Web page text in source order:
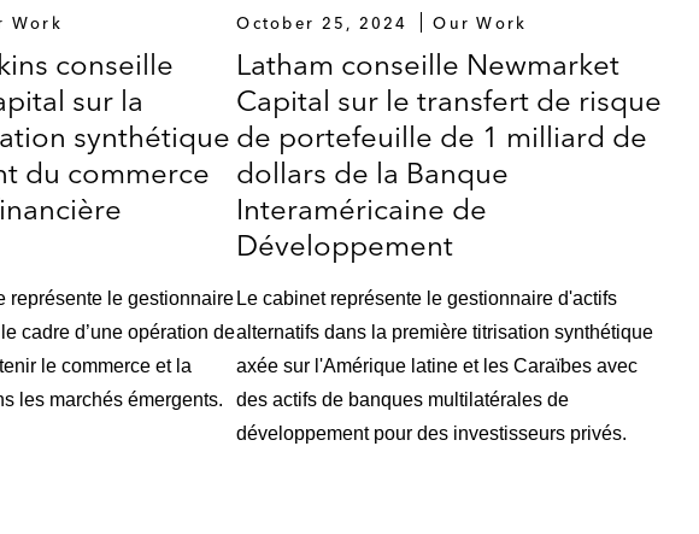
Work
conseille
sur la
synthétique
du commerce
représente le gestionnaire
cadre d’une opération de
le commerce et la
les marchés émergents.
October 25, 2024 Our Work
Latham conseille Newmarket
Capital sur le transfert de risque
de portefeuille de 1 milliard de
dollars de la Banque
Interaméricaine de
Développement
Le cabinet représente le gestionnaire d'actifs
alternatifs dans la première titrisation synthétique
axée sur l'Amérique latine et les Caraïbes avec
des actifs de banques multilatérales de
développement pour des investisseurs privés.